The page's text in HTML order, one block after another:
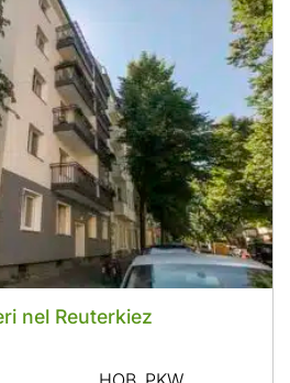
nel Reuterkiez